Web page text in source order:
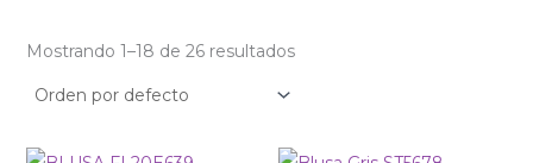
Mostrando 1–18 de 26 resultados
OriginalCurrent